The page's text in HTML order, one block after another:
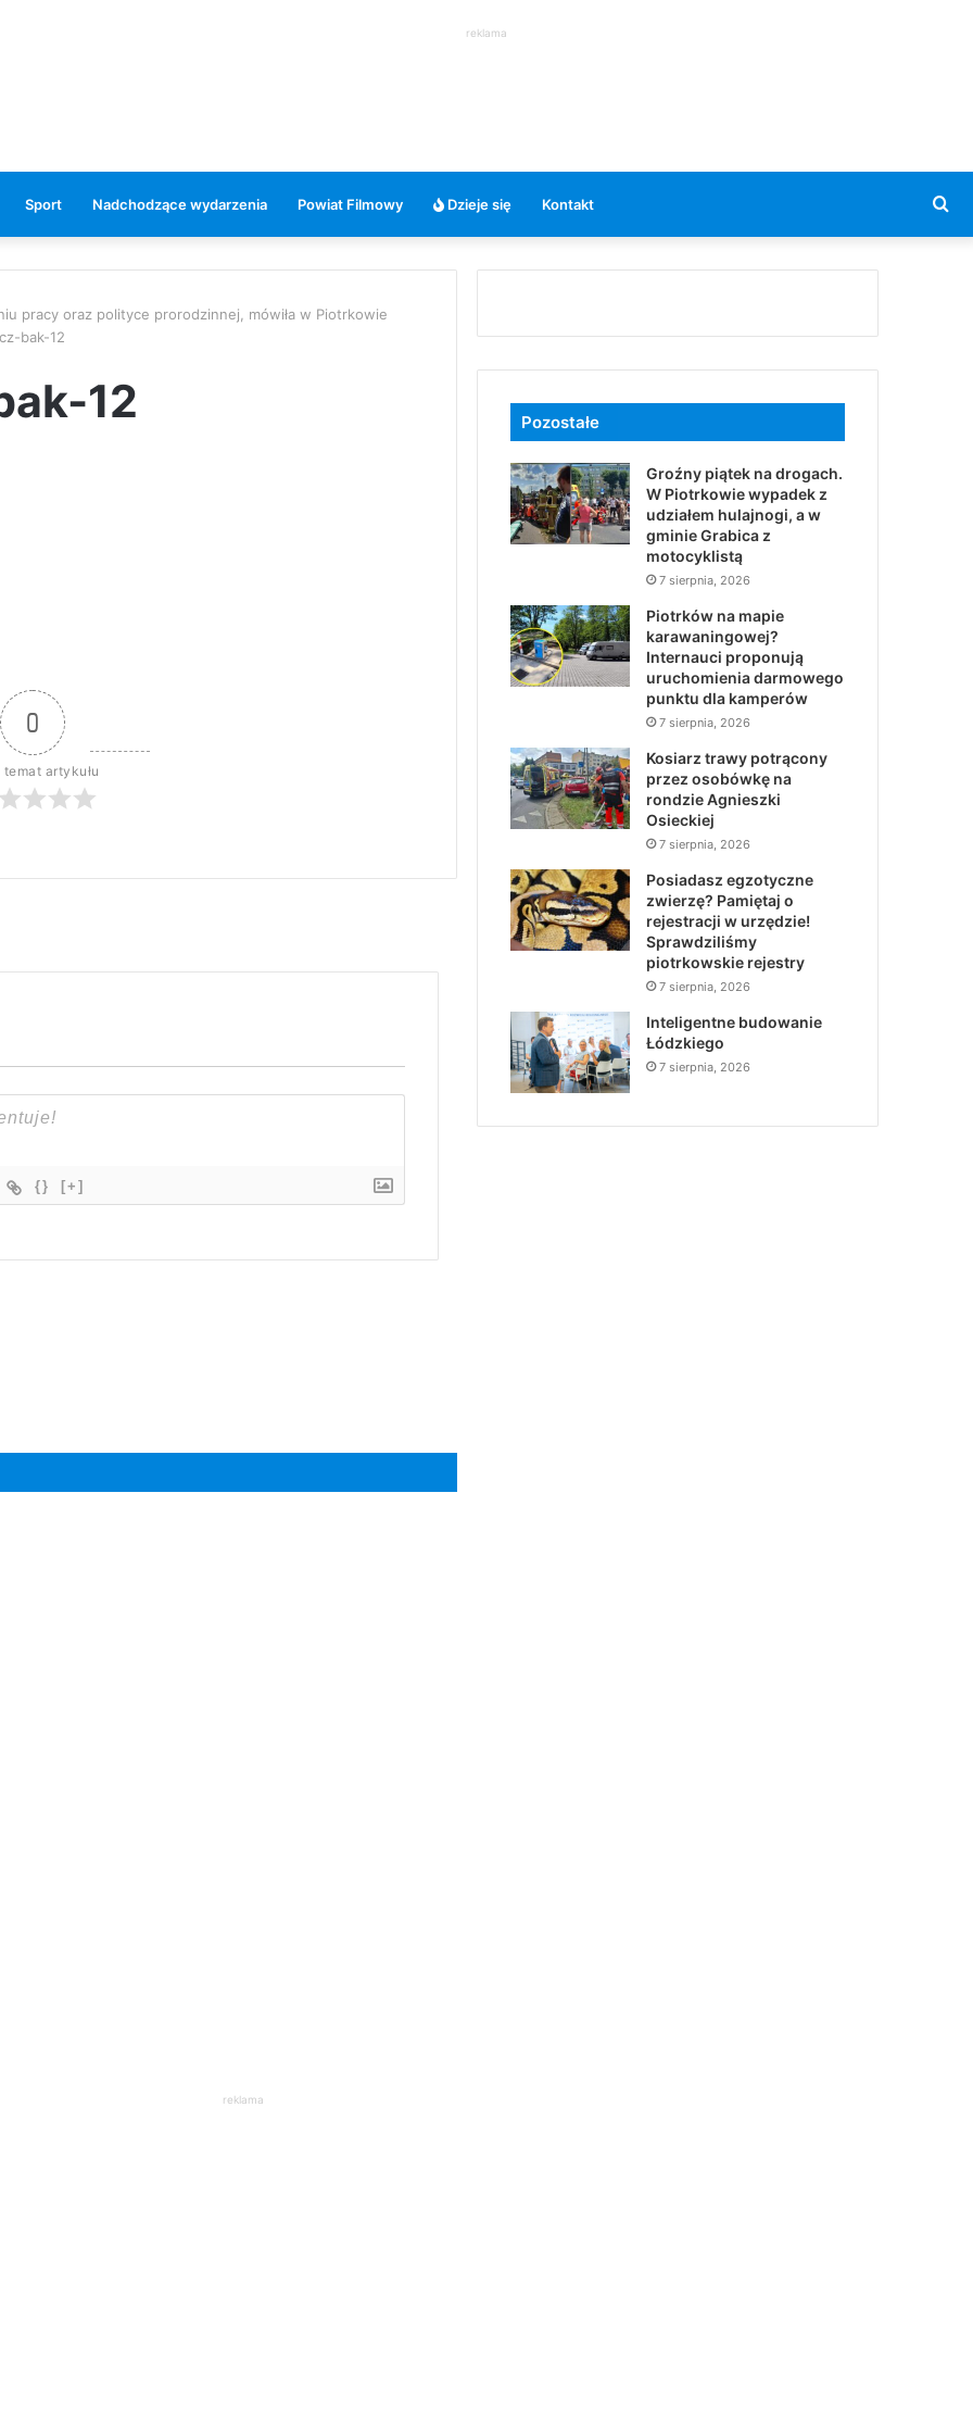
reklama
Sport Nadchodzące wydarzenia Powiat Filmowy Dzieje się Kontakt
pracy oraz polityce prorodzinnej, mówiła w Piotrkowie
bak-12
12
0
temat artykułu
{} [+]
Pozostałe
Groźny piątek na drogach.
W Piotrkowie wypadek z
udziałem hulajnogi, a w
gminie Grabica z
motocyklistą
7 sierpnia, 2026
Piotrków na mapie
karawaningowej?
Internauci proponują
uruchomienia darmowego
punktu dla kamperów
7 sierpnia, 2026
Kosiarz trawy potrącony
przez osobówkę na
rondzie Agnieszki
Osieckiej
7 sierpnia, 2026
Posiadasz egzotyczne
zwierzę? Pamiętaj o
rejestracji w urzędzie!
Sprawdziliśmy
piotrkowskie rejestry
7 sierpnia, 2026
Inteligentne budowanie
Łódzkiego
7 sierpnia, 2026
reklama